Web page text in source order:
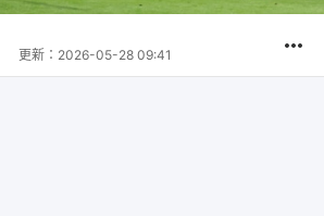
更新： 2026-05-28 09:41